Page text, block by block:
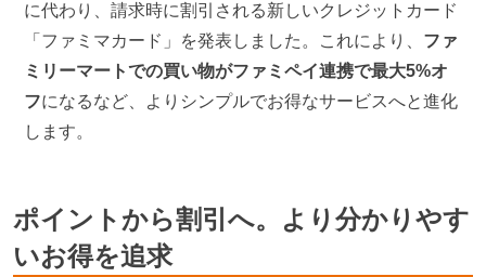
に代わり、請求時に割引される新しいクレジットカード
「ファミマカード」を発表しました。これにより、 ファ
ミリーマートでの買い物がファミペイ連携で最大5%オ
フになるなど、よりシンプルでお得なサービスへと進化
します。
ポイントから割引へ。より分かりやす
いお得を追求